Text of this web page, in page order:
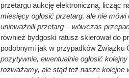
przetargu aukcję elektroniczną, licząc
miesięcy ogłosić przetarg, ale nie
unieważnili przetarg – wówczas
również bydgoski ratusz skierował do
podobnymi jak w przypadków Związku
pozytywnie, ewentualnie ogłosić
rozważamy, ale stąd też nasze